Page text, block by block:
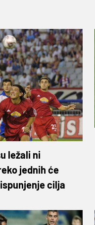
ležali ni
jednih će
cilja